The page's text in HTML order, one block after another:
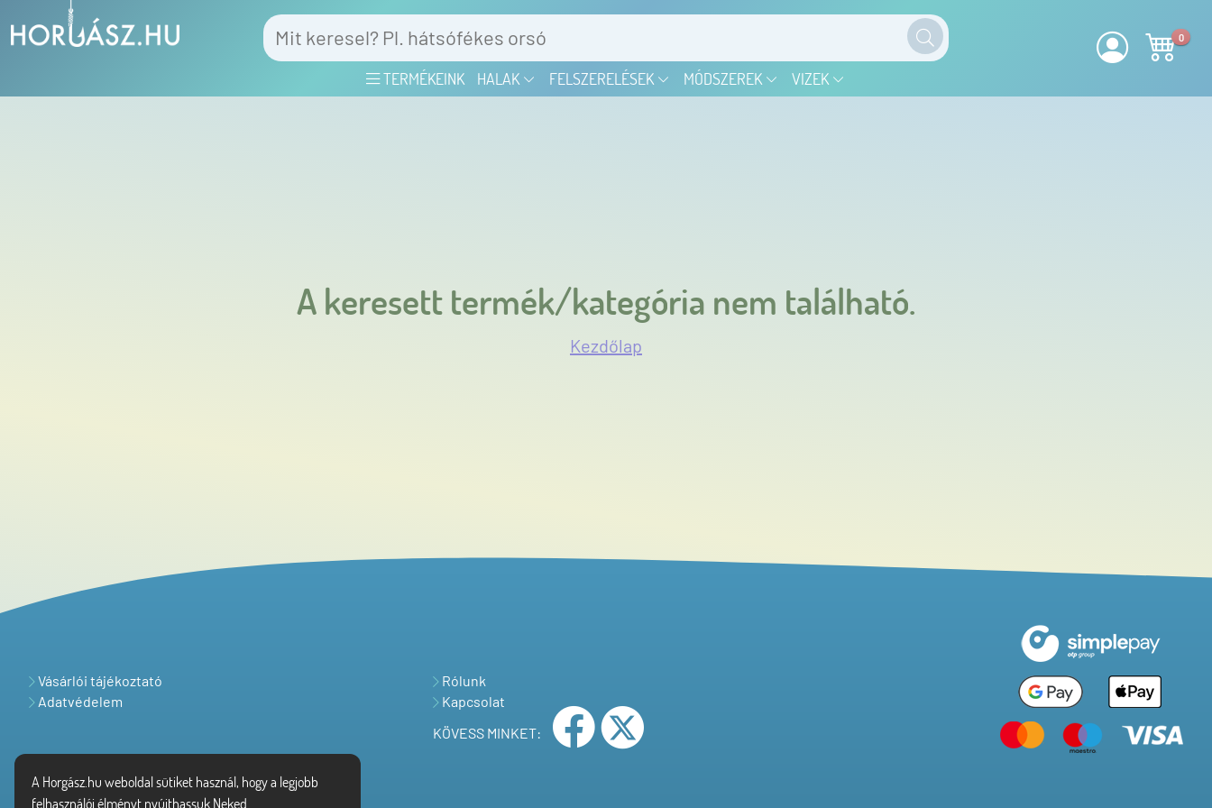
A Horgász.hu weboldal sütiket használ, hogy a legjobb
felhasználói élményt nyújthassuk Neked.
TERMÉKEINK HALAK FELSZERELÉSEK MÓDSZEREK VIZEK
0
A keresett termék/kategória nem található.
Kezdőlap
Vásárlói tájékoztató
Adatvédelem
Rólunk
Kapcsolat
KÖVESS MINKET: